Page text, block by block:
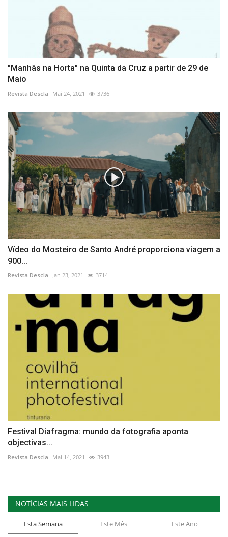
"Manhãs na Horta" na Quinta da Cruz a partir de 29 de
Maio
Revista Descla Mai 24, 2021 3736
Vídeo do Mosteiro de Santo André proporciona viagem a
900...
Revista Descla Jan 23, 2021 3714
Festival Diafragma: mundo da fotografia aponta
objectivas...
Revista Descla Mai 14, 2021 3943
NOTÍCIAS MAIS LIDAS
Esta Semana Este Mês Este Ano